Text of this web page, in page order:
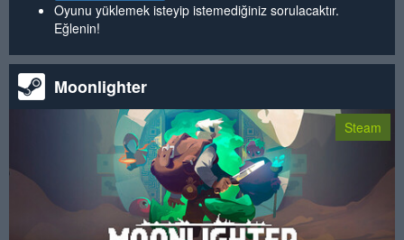
Oyunu yüklemek isteyip istemediğiniz sorulacaktır.
Eğlenin!
Moonlighter
Steam